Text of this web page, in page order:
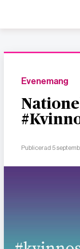
Evenemang
Publicerad 5